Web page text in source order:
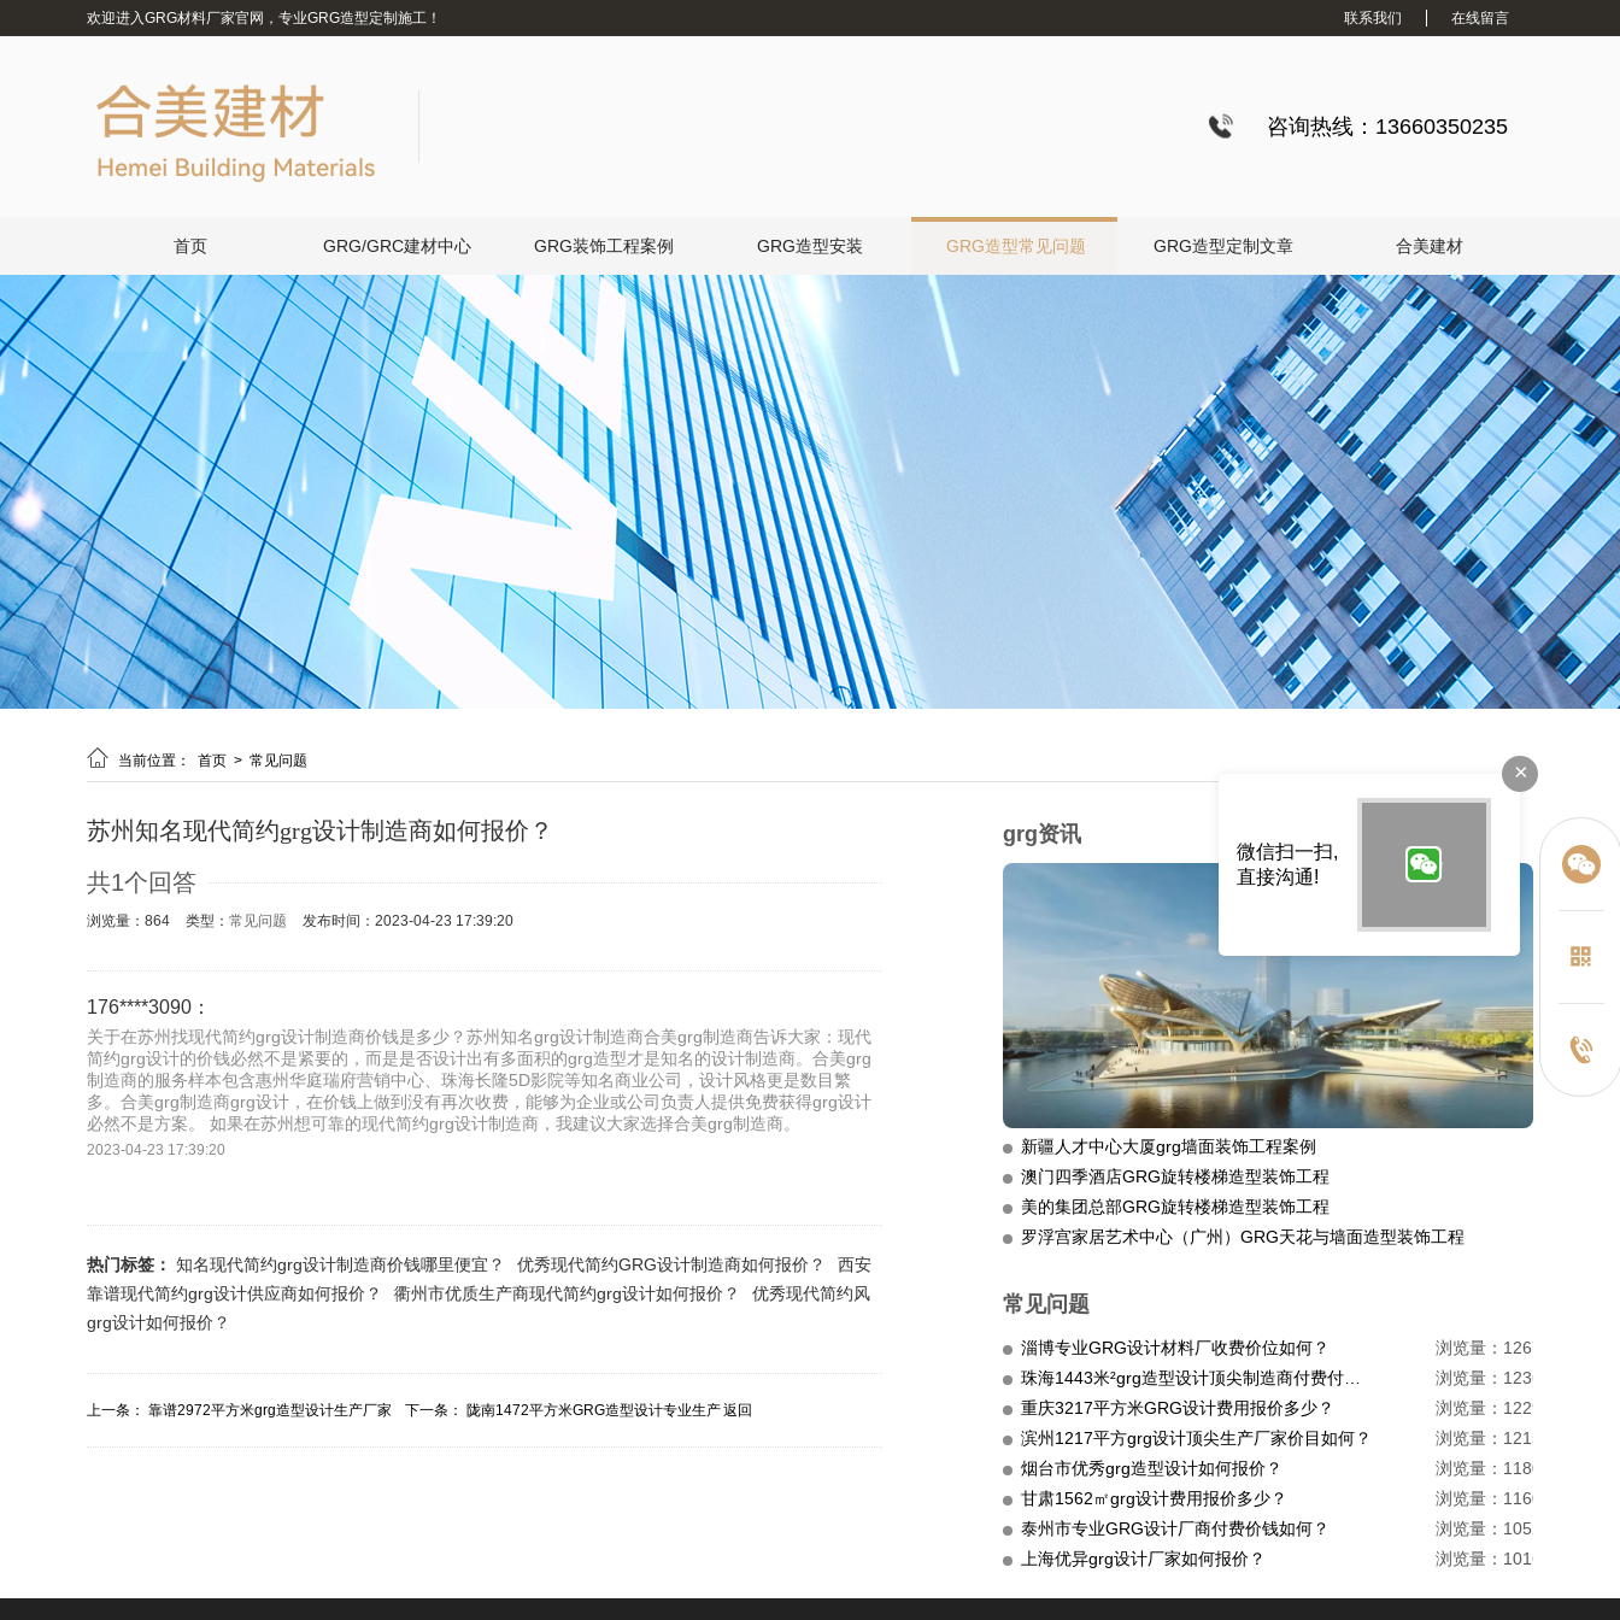
欢迎进入GRG材料厂家官网，专业GRG造型定制施工！ 联系我们 在线留言
咨询热线：13660350235
首页 GRG/GRC建材中心 GRG装饰工程案例 GRG造型安装 GRG造型常见问题 GRG造型定制文章 合美建材
 当前位置： 首页 > 常见问题
苏州知名现代简约grg设计制造商如何报价？
共1个回答
浏览量：864 类型： 常见问题 发布时间：2023-04-23 17:39:20
176****3090：
关于在苏州找现代简约grg设计制造商价钱是多少？苏州知名grg设计制造商合美grg制造商告诉大家：现代
简约grg设计的价钱必然不是紧要的，而是是否设计出有多面积的grg造型才是知名的设计制造商。合美grg
制造商的服务样本包含惠州华庭瑞府营销中心、珠海长隆5D影院等知名商业公司，设计风格更是数目繁
多。合美grg制造商grg设计，在价钱上做到没有再次收费，能够为企业或公司负责人提供免费获得grg设计
必然不是方案。 如果在苏州想可靠的现代简约grg设计制造商，我建议大家选择合美grg制造商。
2023-04-23 17:39:20
热门标签： 知名现代简约grg设计制造商价钱哪里便宜？ 优秀现代简约GRG设计制造商如何报价？
西安
靠谱现代简约grg设计供应商如何报价？
衢州市优质生产商现代简约grg设计如何报价？
优秀现代简约风
grg设计如何报价？
上一条： 靠谱2972平方米grg造型设计生产厂家
下一条： 陇南1472平方米GRG造型设计专业生产返回
grg资讯
新疆人才中心大厦grg墙面装饰工程案例
澳门四季酒店GRG旋转楼梯造型装饰工程
美的集团总部GRG旋转楼梯造型装饰工程
罗浮宫家居艺术中心（广州）GRG天花与墙面造型装饰工程
常见问题
淄博专业GRG设计材料厂收费价位如何？
浏览量：1267
浏览量：1236
重庆3217平方米GRG设计费用报价多少？
浏览量：1229
滨州1217平方grg设计顶尖生产厂家价目如何？
浏览量：1215
烟台市优秀grg造型设计如何报价？
浏览量：1180
甘肃1562㎡grg设计费用报价多少？
浏览量：1160
泰州市专业GRG设计厂商付费价钱如何？
浏览量：1052
上海优异grg设计厂家如何报价？
浏览量：1016
×
微信扫一扫,
直接沟通!